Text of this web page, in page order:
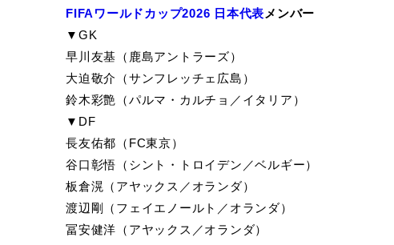
FIFAワールドカップ2026 日本代表 メンバー
▼GK
早川友基（鹿島アントラーズ）
大迫敬介（サンフレッチェ広島）
鈴木彩艶（パルマ・カルチョ／イタリア）
▼DF
長友佑都（FC東京）
谷口彰悟（シント・トロイデン／ベルギー）
板倉滉（アヤックス／オランダ）
渡辺剛（フェイエノールト／オランダ）
冨安健洋（アヤックス／オランダ）